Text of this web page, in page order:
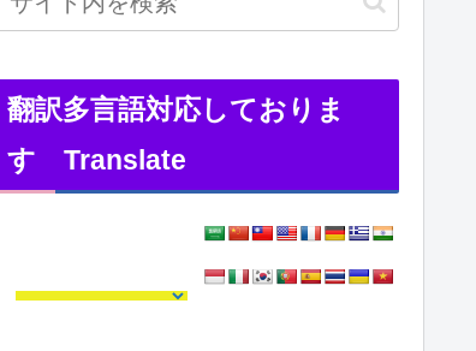
翻訳多言語対応しておりま
す Translate